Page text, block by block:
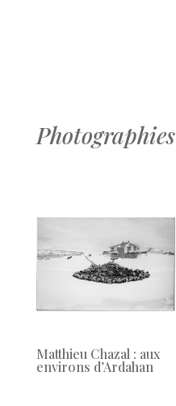
Photographies
Matthieu Chazal : aux
environs d’Ardahan